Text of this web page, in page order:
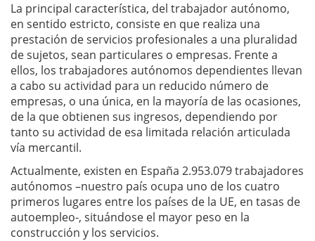
La principal característica, del trabajador autónomo,
en sentido estricto, consiste en que realiza una
prestación de servicios profesionales a una pluralidad
de sujetos, sean particulares o empresas. Frente a
ellos, los trabajadores autónomos dependientes llevan
a cabo su actividad para un reducido número de
empresas, o una única, en la mayoría de las ocasiones,
de la que obtienen sus ingresos, dependiendo por
tanto su actividad de esa limitada relación articulada
vía mercantil.
Actualmente, existen en España 2.953.079 trabajadores
autónomos –nuestro país ocupa uno de los cuatro
primeros lugares entre los países de la UE, en tasas de
autoempleo-, situándose el mayor peso en la
construcción y los servicios.